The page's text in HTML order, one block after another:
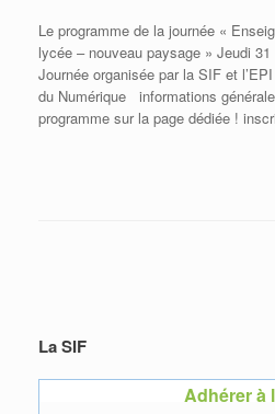
Le programme de la journée «
lycée – nouveau paysage » Jeudi
Journée organisée par la SIF et
du Numérique informations
programme sur la page dédiée !
La SIF
Adhérer à